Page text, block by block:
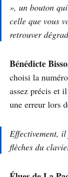
», un bouton
celle que vous
retrouver
Bénédicte
choisi la
assez précis et
une erreur lors
Effectivement,
flèches du